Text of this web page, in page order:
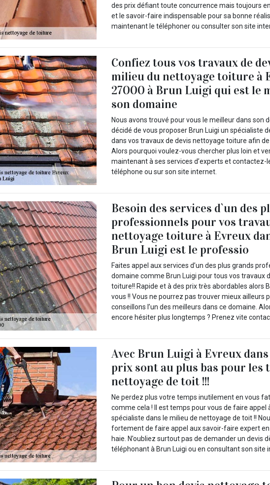
des prix défiant toute concurrence mais toujours
et le savoir-faire indispensable pour sa bonne
maintenant le téléphoner ou consulter son site
Confiez tous vos travaux de
milieu du nettoyage toiture à
27000 à Brun Luigi qui est le
son domaine
Nous avons trouvé pour vous le meilleur dans son
décidé de vous proposer Brun Luigi un spécialiste
dans vos travaux de devis nettoyage toiture afin de
Alors pourquoi voulez-vous chercher plus loin et
maintenant à ses services d’experts et contactez-
téléphone ou sur son site internet.
Besoin des services d`un des
professionnels pour vos
nettoyage toiture à Evreux
Brun Luigi est le professio
Faites appel aux services d’un des plus grands
domaine comme Brun Luigi pour tous vos travaux
toiture!! Rapide et à des prix très abordables alors
vous !! Vous ne pourrez pas trouver mieux ailleurs
conseillons l’un des meilleurs dans ce domaine.
encore hésiter plus longtemps ? Prenez vite
Avec Brun Luigi à Evreux
prix sont au plus bas pour les
nettoyage de toit !!!
Ne perdez plus votre temps inutilement en vous
comme cela ! Il est temps pour vous de faire appel
spécialiste dans le milieu de nettoyage de toit !!
fortement de faire appel aux savoir-faire expert
haie. N’oubliez surtout pas de demander un devis
téléphonant à Brun Luigi ou en consultant son site